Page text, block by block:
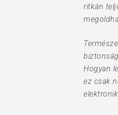
ritkán
Hogyan
ez csak